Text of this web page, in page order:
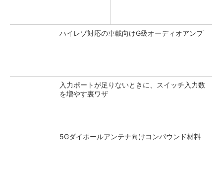
ハイレゾ対応の車載向けG級オーディオアンプ
入力ポートが足りないときに、スイッチ入力数
を増やす裏ワザ
5Gダイポールアンテナ向けコンパウンド材料